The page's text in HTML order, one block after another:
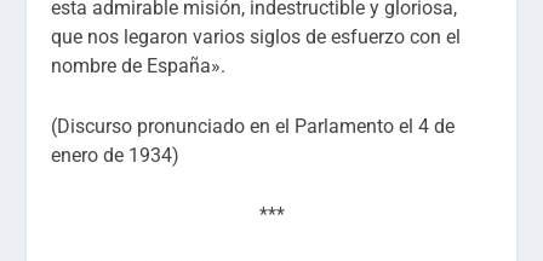
esta admirable misión, indestructible y gloriosa,
que nos legaron varios siglos de esfuerzo con el
nombre de España».
(Discurso pronunciado en el Parlamento el 4 de
enero de 1934)
***